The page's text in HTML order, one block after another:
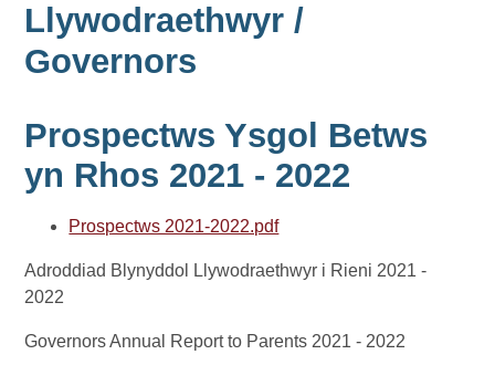
Llywodraethwyr /
Governors
Prospectws Ysgol Betws
yn Rhos 2021 - 2022
Prospectws 2021-2022.pdf
Adroddiad Blynyddol Llywodraethwyr i Rieni 2021 -
2022
Governors Annual Report to Parents 2021 - 2022